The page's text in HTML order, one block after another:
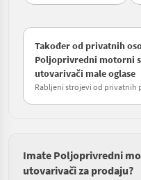
Također od privatnih
Poljoprivredni motorni
utovarivači male oglase
Rabljeni strojevi od privatnih
Imate Poljoprivredni
utovarivači za prodaju?